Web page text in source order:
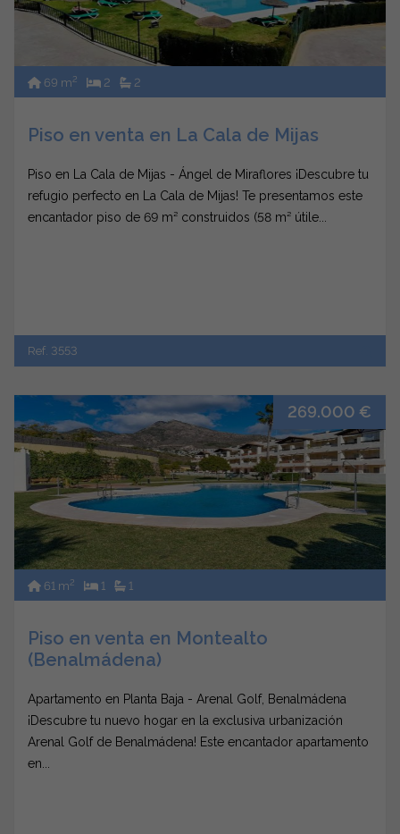
69 m2 2 2
Piso en venta en La Cala de Mijas
Piso en La Cala de Mijas - Ángel de Miraflores ¡Descubre tu
refugio perfecto en La Cala de Mijas! Te presentamos este
encantador piso de 69 m² construidos (58 m² útile...
Ref. 3553
269.000 €
61 m2 1 1
Piso en venta en Montealto
(Benalmádena)
Apartamento en Planta Baja - Arenal Golf, Benalmádena
¡Descubre tu nuevo hogar en la exclusiva urbanización
Arenal Golf de Benalmádena! Este encantador apartamento
en...